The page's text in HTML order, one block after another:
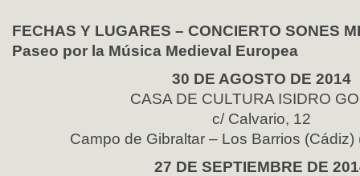
FECHAS Y LUGARES – CONCIERTO SONES
Paseo por la Música Medieval Europea
30 DE AGOSTO DE 2014
CASA DE CULTURA ISIDRO
c/ Calvario, 12
Campo de Gibraltar – Los Barrios (Cádiz)
27 DE SEPTIEMBRE DE